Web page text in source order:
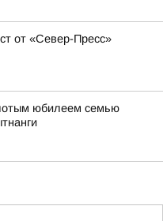
от «Север-Пресс»
юбилеем семью